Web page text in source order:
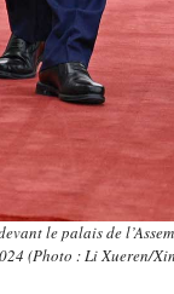
le palais de
(Photo : Li Xueren/